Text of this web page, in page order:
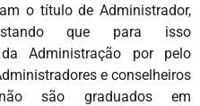
o título de Administrador,
que para isso
Administração por pelo
e conselheiros
são graduados em